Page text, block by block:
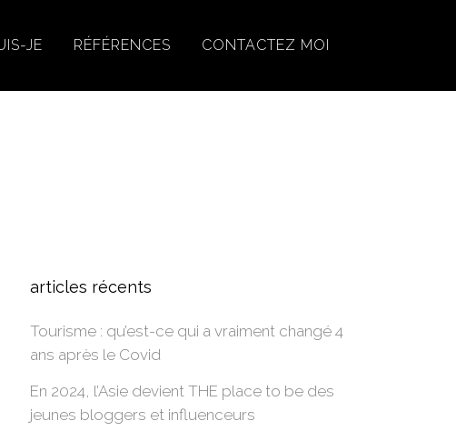
JE RÉFÉRENCES CONTACTEZ MOI
articles récents
Tourisme : qu’est-ce qui a vraiment changé 4
ans après le Covid
En 2024, l’Asie devient THE place to be des
jeunes bloggers et influenceurs